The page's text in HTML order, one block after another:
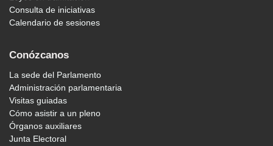
Consulta de iniciativas
Calendario de sesiones
Conózcanos
La sede del Parlamento
Administración parlamentaria
Visitas guiadas
Cómo asistir a un pleno
Órganos auxiliares
Junta Electoral